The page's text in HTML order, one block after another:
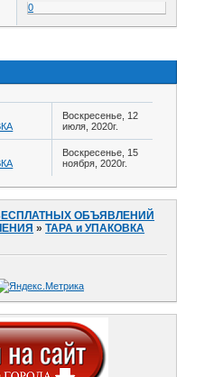
0
Воскресенье, 12
июля, 2020г.
Воскресенье, 15
ноября, 2020г.
ОБЪЯВЛЕНИЙ
»ТАРА и УПАКОВКА